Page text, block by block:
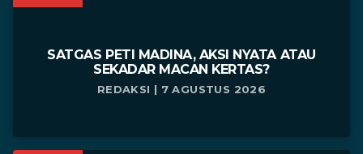
SATGAS PETI MADINA, AKSI NYATA ATAU
SEKADAR MACAN KERTAS?
REDAKSI | 7 AGUSTUS 2026